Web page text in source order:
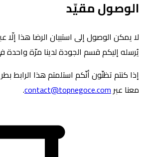
الوصول مقيّد
لا يمكن الوصول إلى استبيان الرضا هذا إلّا
يُرسله إليكم قسم الجودة لدينا مرّة واحدة
إذا كنتم تظنّون أنّكم استلمتم هذا الرابط
معنا عبرcontact@topnegoce.com
.